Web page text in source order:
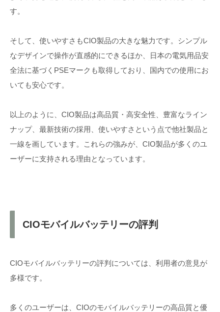
す。
そして、使いやすさもCIO製品の大きな魅力です。シンプル
なデザインで操作が直感的にできるほか、日本の電気用品安
全法に基づくPSEマークも取得しており、国内での使用にお
いても安心です。
以上のように、CIO製品は高品質・高安全性、豊富なライン
ナップ、最新技術の採用、使いやすさという点で他社製品と
一線を画しています。これらの強みが、CIO製品が多くのユ
ーザーに支持される理由となっています。
CIOモバイルバッテリーの評判
CIOモバイルバッテリーの評判については、利用者の意見が
多様です。
多くのユーザーは、CIOのモバイルバッテリーの高品質と優